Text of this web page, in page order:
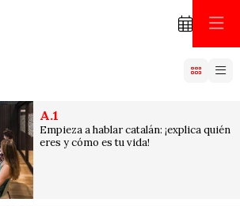
A.1
Empieza a hablar catalán: ¡explica quién
eres y cómo es tu vida!